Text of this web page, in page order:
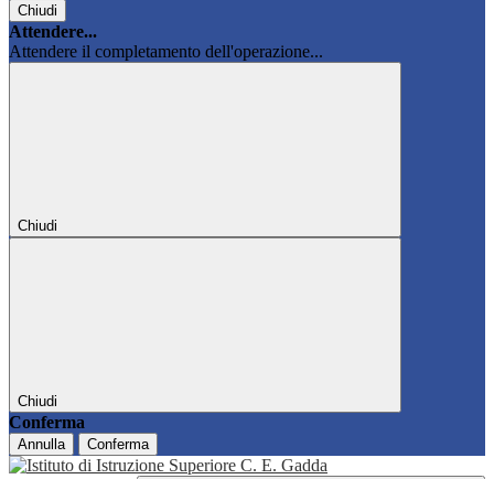
Chiudi
Attendere...
Attendere il completamento dell'operazione...
Chiudi
Chiudi
Conferma
Annulla Conferma